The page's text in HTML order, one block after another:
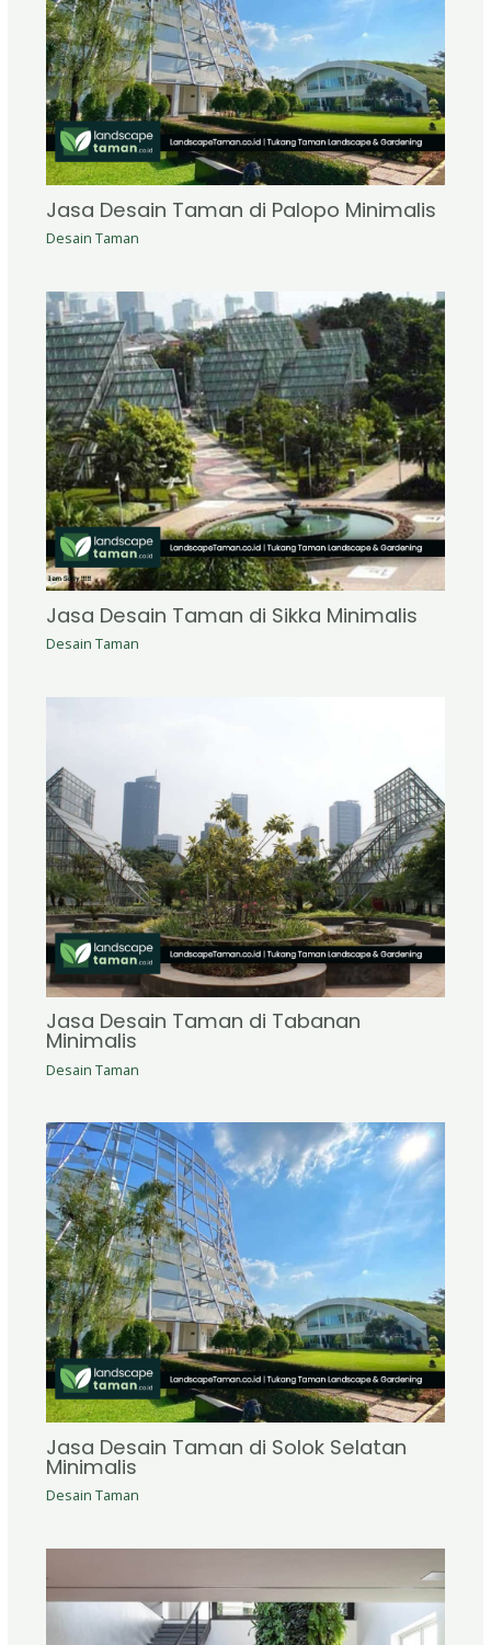
Jasa Desain Taman di Palopo Minimalis
Desain Taman
Jasa Desain Taman di Sikka Minimalis
Desain Taman
Jasa Desain Taman di Tabanan
Minimalis
Desain Taman
Jasa Desain Taman di Solok Selatan
Minimalis
Desain Taman